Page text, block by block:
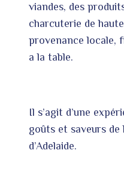
viandes, des
charcuterie de
provenance locale,
a la table.
Il s’agit d’une
goûts et saveurs de
d’Adelaide.